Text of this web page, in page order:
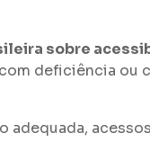
sobre
deficiência ou
adequada,